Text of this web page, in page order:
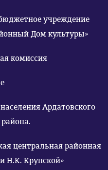
учреждение
«Ардатовский районный Дом культуры»
комиссия
Ардатовского
центральная районная
Н.К. Крупской»